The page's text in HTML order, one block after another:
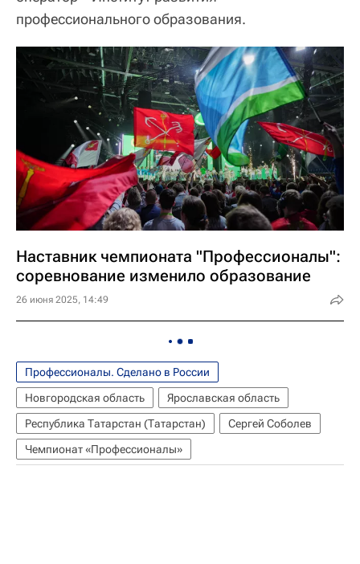
профессионального образования.
Наставник чемпионата "Профессионалы":
соревнование изменило образование
26 июня 2025, 14:49
Профессионалы. Сделано в России
Новгородская область
Ярославская область
Республика Татарстан (Татарстан)
Сергей Соболев
Чемпионат «Профессионалы»